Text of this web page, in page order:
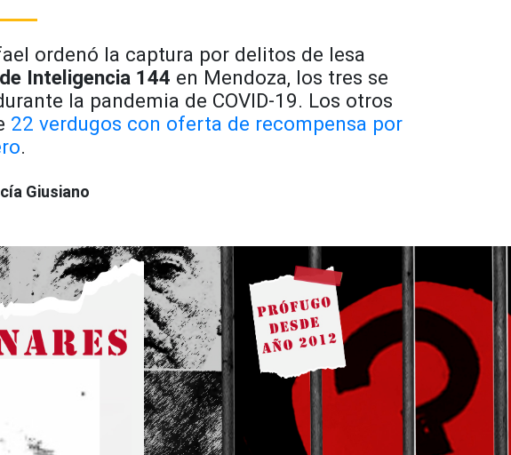
ordenó la captura por delitos de lesa
Inteligencia 144 en Mendoza, los tres se
la pandemia de COVID-19. Los otros
22 verdugos con oferta de recompensa por
.
Giusiano